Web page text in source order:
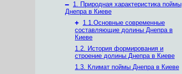
– 1. Природная характеристика поймы
Днепра в Киеве
+ 1.1.Основные современные
составляющие долины Днепра в
Киеве
1.2. История формирования и
строение долины Днепра в Киеве
1.3. Климат поймы Днепра в Киеве